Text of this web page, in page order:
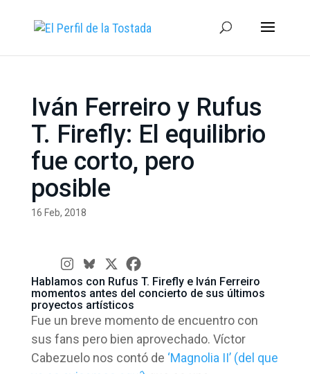
Iván Ferreiro y Rufus
T. Firefly: El equilibrio
fue corto, pero
posible
16 Feb, 2018
Hablamos con Rufus T. Firefly e Iván Ferreiro
momentos antes del concierto de sus últimos
proyectos artísticos
Fue un breve momento de encuentro con
sus fans pero bien aprovechado. Víctor
Cabezuelo nos contó de ‘Magnolia II’ (del que